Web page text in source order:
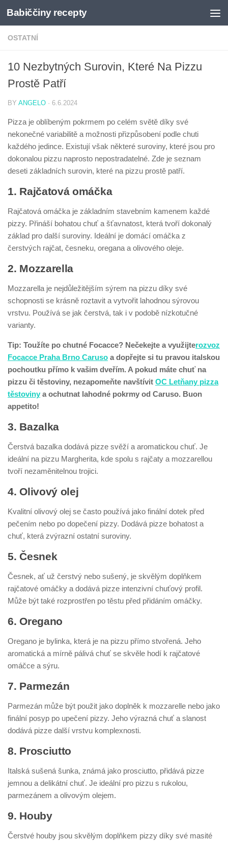
Skip to content
Babiččiny recepty
OSTATNÍ
10 Nezbytných Surovin, Které Na Pizzu
Prostě Patří
BY ANGELO · 6.6.2024
Pizza je oblíbeným pokrmem po celém světě díky své
nekonečné variabilitě a možnosti přizpůsobení podle chuti
každého jedince. Existují však některé suroviny, které jsou pro
dokonalou pizzu naprosto nepostradatelné. Zde je seznam
deseti základních surovin, které na pizzu prostě patří.
1. Rajčatová omáčka
Rajčatová omáčka je základním stavebním kamenem každé
pizzy. Přináší bohatou chuť a šťavnatost, která tvoří dokonalý
základ pro další suroviny. Ideální je domácí omáčka z
čerstvých rajčat, česneku, oregana a olivového oleje.
2. Mozzarella
Mozzarella je nejdůležitějším sýrem na pizzu díky své
schopnosti se krásně roztavit a vytvořit lahodnou sýrovou
vrstvu. Používá se jak čerstvá, tak i v podobě nízkotučné
varianty.
Tip: Toužíte po chutné Focacce? Nečekejte a využijterozvoz
Focacce Praha Brno Caruso a dopřejte si tu pravou italskou
pochoutku přímo k vašim dveřím. A pokud máte chuť na
pizzu či těstoviny, nezapomeňte navštívit OC Letňany pizza
těstoviny a ochutnat lahodné pokrmy od Caruso. Buon
appetito!
3. Bazalka
Čerstvá bazalka dodává pizze svěží a aromatickou chuť. Je
ideální na pizzu Margherita, kde spolu s rajčaty a mozzarellou
tvoří nezaměnitelnou trojici.
4. Olivový olej
Kvalitní olivový olej se často používá jako finální dotek před
pečením nebo po dopečení pizzy. Dodává pizze bohatost a
chuť, která zvýrazní ostatní suroviny.
5. Česnek
Česnek, ať už čerstvý nebo sušený, je skvělým doplňkem
rajčatové omáčky a dodává pizze intenzivní chuťový profil.
Může být také rozprostřen po těstu před přidáním omáčky.
6. Oregano
Oregano je bylinka, která je na pizzu přímo stvořená. Jeho
aromatická a mírně pálivá chuť se skvěle hodí k rajčatové
omáčce a sýru.
7. Parmezán
Parmezán může být použit jako doplněk k mozzarelle nebo jako
finální posyp po upečení pizzy. Jeho výrazná chuť a slanost
dodává pizze další vrstvu komplexnosti.
8. Prosciutto
Italská sušená šunka, známá jako prosciutto, přidává pizze
jemnou a delikátní chuť. Je ideální pro pizzu s rukolou,
parmezánem a olivovým olejem.
9. Houby
Čerstvé houby jsou skvělým doplňkem pizzy díky své masité